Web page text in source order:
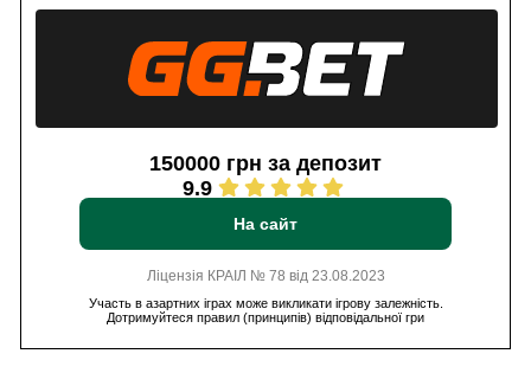
150000 грн за депозит
9.9
На сайт
Ліцензія КРАІЛ № 78 від 23.08.2023
Участь в азартних іграх може викликати ігрову залежність.
Дотримуйтеся правил (принципів) відповідальної гри